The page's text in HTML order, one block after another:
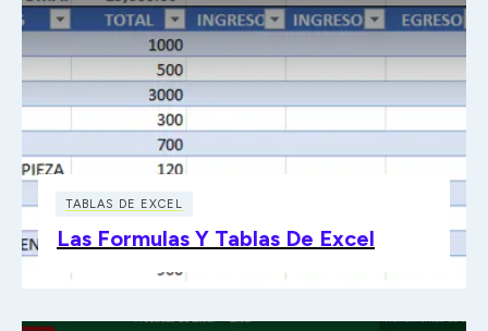
TABLAS DE EXCEL
Las Formulas Y Tablas De Excel